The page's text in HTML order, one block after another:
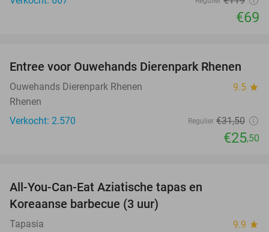
€69
19%
Entree voor Ouwehands Dierenpark Rhenen
Ouwehands Dierenpark Rhenen 9.5 star
Rhenen
Verkocht: 2.570
Regulier €31,50
€25,50
All-You-Can-Eat Aziatische tapas en
Koreaanse barbecue (3 uur)
Tapasia 9.9 star